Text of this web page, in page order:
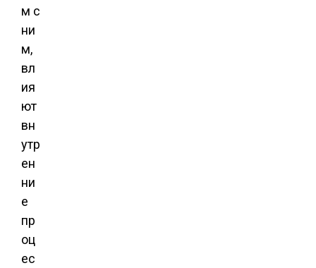
м с
ни
м,
вл
ия
ют
вн
утр
ен
ни
е
пр
оц
ес